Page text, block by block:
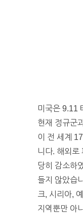
미국은 9.11
현재 정규군
이 전 세계
니다. 해외로
당히 감소하
들지 않았습
크, 시리아,
지역뿐만 아